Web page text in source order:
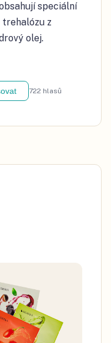
speciální
z
olej.
722 hlasů